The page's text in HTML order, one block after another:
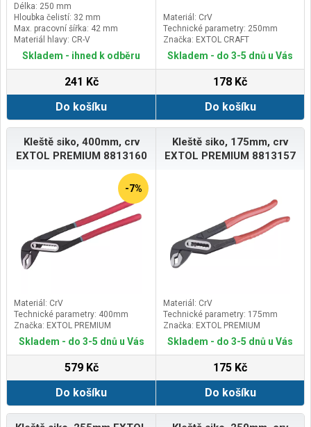
Délka: 250 mm
Hloubka čelistí: 32 mm
Max. pracovní šířka: 42 mm
Materiál hlavy: CR-V
Skladem - ihned k odběru
241 Kč
Do košíku
Materiál: CrV
Technické parametry: 250mm
Značka: EXTOL CRAFT
Skladem - do 3-5 dnů u Vás
178 Kč
Do košíku
Kleště siko, 400mm, crv
EXTOL PREMIUM 8813160
-7%
Materiál: CrV
Technické parametry: 400mm
Značka: EXTOL PREMIUM
Skladem - do 3-5 dnů u Vás
579 Kč
Do košíku
Kleště siko, 175mm, crv
EXTOL PREMIUM 8813157
Materiál: CrV
Technické parametry: 175mm
Značka: EXTOL PREMIUM
Skladem - do 3-5 dnů u Vás
175 Kč
Do košíku